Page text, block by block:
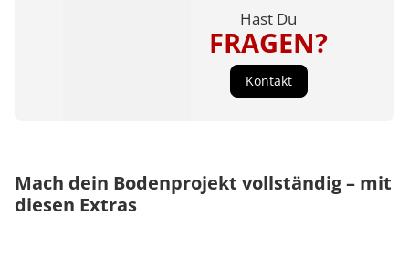
Mach dein Bodenprojekt vollständig – mit
diesen Extras
Hast Du
FRAGEN?
Kontakt